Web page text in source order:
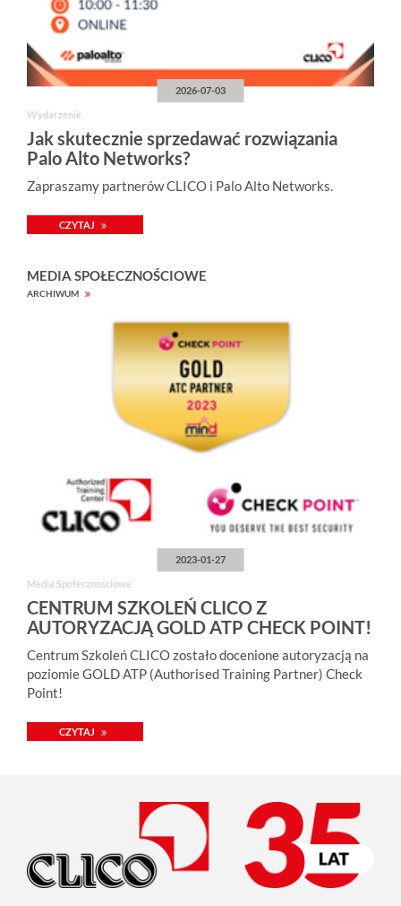
2026-07-03
Wydarzenie
Jak skutecznie sprzedawać rozwiązania
Palo Alto Networks?
Zapraszamy partnerów CLICO i Palo Alto Networks.
CZYTAJ
MEDIA SPOŁECZNOŚCIOWE
ARCHIWUM
2023-01-27
Media Społecznościowe
CENTRUM SZKOLEŃ CLICO Z
AUTORYZACJĄ GOLD ATP CHECK POINT!
Centrum Szkoleń CLICO zostało docenione autoryzacją na
poziomie GOLD ATP (Authorised Training Partner) Check
Point!
CZYTAJ